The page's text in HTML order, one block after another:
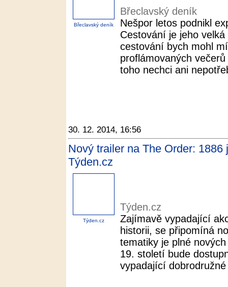
Břeclavský deník
Břeclavský deník
Nešpor letos podnikl
Cestování je jeho
cestování bych mohl
proflámovaných
toho nechci ani
30. 12. 2014, 16:56
Nový trailer na The Order:
Týden.cz
Týden.cz
Týden.cz
Zajímavě vypadající
historii, se připomíná
tematiky je plné
19. století bude
vypadající